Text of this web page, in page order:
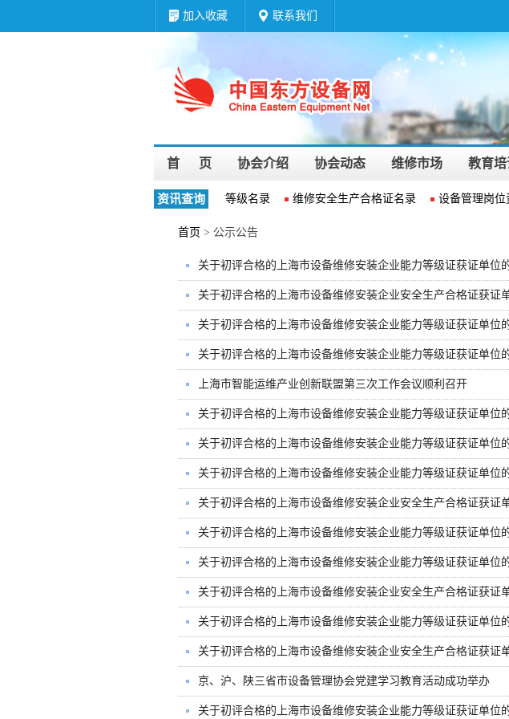
加入收藏 联系我们
首 页 协会介绍 协会动态 维修市场 教育培
资讯查询
维修企业资质等级名录 维修安全生产合格证名录 设备管理岗位
首页 > 公示公告
关于初评合格的上海市设备维修安装企业能力等级证获证单位
关于初评合格的上海市设备维修安装企业安全生产合格证获证
关于初评合格的上海市设备维修安装企业能力等级证获证单位
关于初评合格的上海市设备维修安装企业能力等级证获证单位
上海市智能运维产业创新联盟第三次工作会议顺利召开
关于初评合格的上海市设备维修安装企业能力等级证获证单位
关于初评合格的上海市设备维修安装企业能力等级证获证单位
关于初评合格的上海市设备维修安装企业能力等级证获证单位的
关于初评合格的上海市设备维修安装企业安全生产合格证获证
关于初评合格的上海市设备维修安装企业能力等级证获证单位
关于初评合格的上海市设备维修安装企业能力等级证获证单位
关于初评合格的上海市设备维修安装企业安全生产合格证获证
关于初评合格的上海市设备维修安装企业能力等级证获证单位
关于初评合格的上海市设备维修安装企业安全生产合格证获证
京、沪、陕三省市设备管理协会党建学习教育活动成功举办
关于初评合格的上海市设备维修安装企业能力等级证获证单位